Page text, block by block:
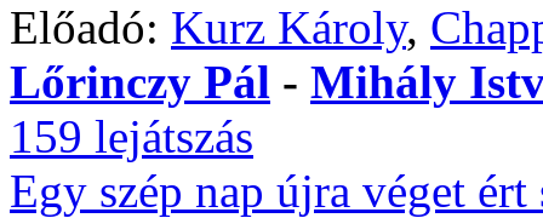
Előadó: Kurz Károly,
Lőrinczy Pál - Mihály
159 lejátszás
Egy szép nap újra véget ért